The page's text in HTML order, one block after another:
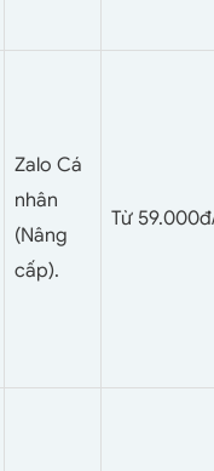
Zalo Cá
nhân
(Nâng
cấp).
Từ